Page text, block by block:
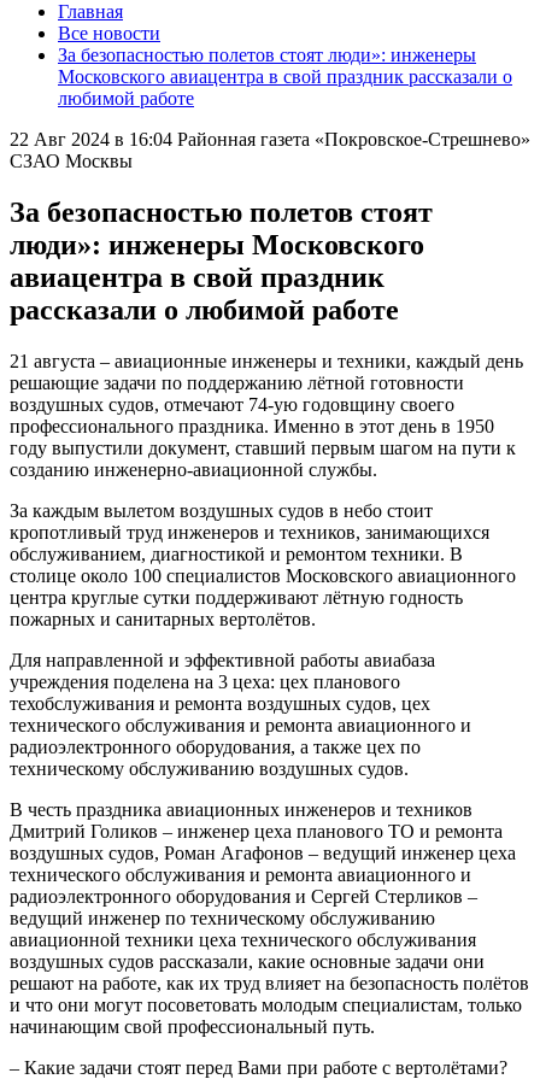
Главная
Все новости
За безопасностью полетов стоят люди»: инженеры
Московского авиацентра в свой праздник рассказали о
любимой работе
22 Авг 2024 в 16:04 Районная газета «Покровское-Стрешнево»
СЗАО Москвы
За безопасностью полетов стоят
люди»: инженеры Московского
авиацентра в свой праздник
рассказали о любимой работе
21 августа – авиационные инженеры и техники, каждый день
решающие задачи по поддержанию лётной готовности
воздушных судов, отмечают 74-ую годовщину своего
профессионального праздника. Именно в этот день в 1950
году выпустили документ, ставший первым шагом на пути к
созданию инженерно-авиационной службы.
За каждым вылетом воздушных судов в небо стоит
кропотливый труд инженеров и техников, занимающихся
обслуживанием, диагностикой и ремонтом техники. В
столице около 100 специалистов Московского авиационного
центра круглые сутки поддерживают лётную годность
пожарных и санитарных вертолётов.
Для направленной и эффективной работы авиабаза
учреждения поделена на 3 цеха: цех планового
техобслуживания и ремонта воздушных судов, цех
технического обслуживания и ремонта авиационного и
радиоэлектронного оборудования, а также цех по
техническому обслуживанию воздушных судов.
В честь праздника авиационных инженеров и техников
Дмитрий Голиков – инженер цеха планового ТО и ремонта
воздушных судов, Роман Агафонов – ведущий инженер цеха
технического обслуживания и ремонта авиационного и
радиоэлектронного оборудования и Сергей Стерликов –
ведущий инженер по техническому обслуживанию
авиационной техники цеха технического обслуживания
воздушных судов рассказали, какие основные задачи они
решают на работе, как их труд влияет на безопасность полётов
и что они могут посоветовать молодым специалистам, только
начинающим свой профессиональный путь.
– Какие задачи стоят перед Вами при работе с вертолётами?